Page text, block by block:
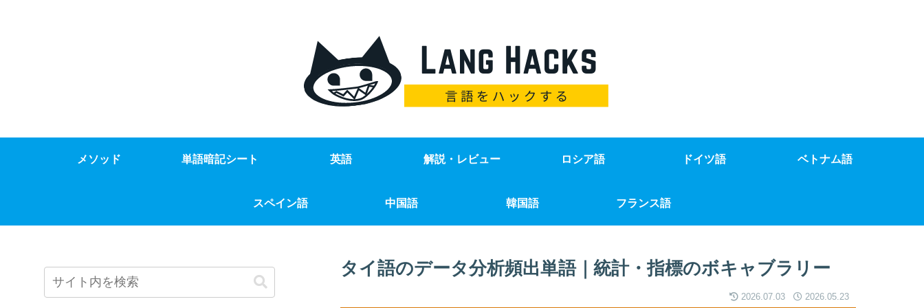
メソッド 単語暗記シート 英語 解説・レビュー ロシア語 ドイツ語 ベトナム語
スペイン語 中国語 韓国語 フランス語
タイ語のデータ分析頻出単語｜統計・指標のボキャブラリー
2026.07.03 2026.05.23